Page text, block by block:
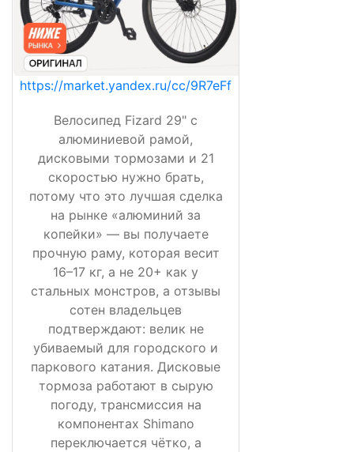
https://market.yandex.ru/cc/9R7eFf
Велосипед Fizard 29" с
алюминиевой рамой,
дисковыми тормозами и 21
скоростью нужно брать,
потому что это лучшая сделка
на рынке «алюминий за
копейки» — вы получаете
прочную раму, которая весит
16–17 кг, а не 20+ как у
стальных монстров, а отзывы
сотен владельцев
подтверждают: велик не
убиваемый для городского и
паркового катания. Дисковые
тормоза работают в сырую
погоду, трансмиссия на
компонентах Shimano
переключается чётко, а